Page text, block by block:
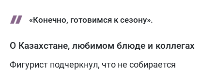
«Конечно, готовимся к сезону».
О Казахстане, любимом блюде и коллегах
Фигурист подчеркнул, что не собирается